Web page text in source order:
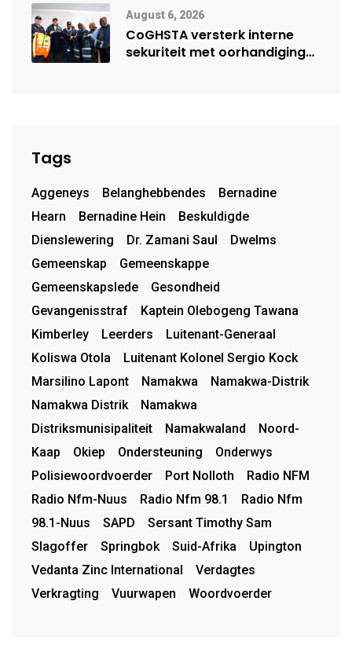
August 6, 2026
CoGHSTA versterk interne
sekuriteit met oorhandiging
Tags
Aggeneys Belanghebbendes
Bernadine
Hearn
Bernadine Hein
Beskuldigde
Dienslewering
Dr. Zamani Saul
Dwelms
Gemeenskap
Gemeenskappe
Gemeenskapslede
Gesondheid
Gevangenisstraf
Kaptein Olebogeng Tawana
Kimberley
Leerders
Luitenant-Generaal
Koliswa Otola
Luitenant Kolonel Sergio Kock
Marsilino Lapont
Namakwa
Namakwa-Distrik
Namakwa Distrik
Namakwa
Distriksmunisipaliteit
Namakwaland
Noord-
Kaap
Okiep Ondersteuning
Onderwys
Polisiewoordvoerder
Port Nolloth
Radio NFM
Radio Nfm-Nuus
Radio Nfm 98.1
Radio Nfm
98.1-Nuus
SAPD
Sersant Timothy Sam
Slagoffer
Springbok Suid-Afrika
Upington
Vedanta Zinc International
Verdagtes
Verkragting
Vuurwapen Woordvoerder